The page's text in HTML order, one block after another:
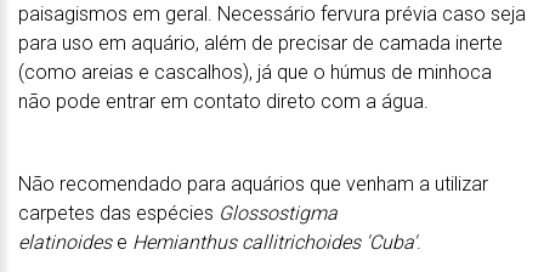
paisagismos em geral. Necessário fervura prévia caso seja
para uso em aquário, além de precisar de camada inerte
(como areias e cascalhos), já que o húmus de minhoca
não pode entrar em contato direto com a água.
Não recomendado para aquários que venham a utilizar
carpetes das espécies Glossostigma
elatinoidese Hemianthus callitrichoides 'Cuba'.